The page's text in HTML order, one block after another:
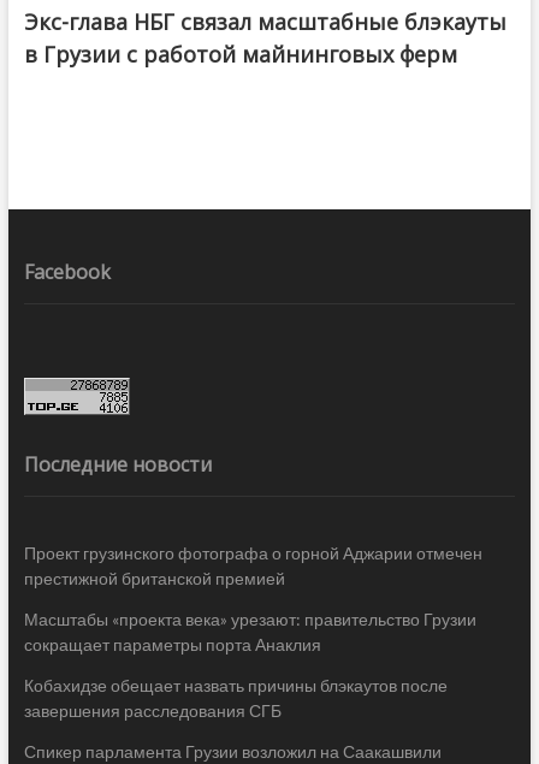
Экс-глава НБГ связал масштабные блэкауты
в Грузии с работой майнинговых ферм
Facebook
Последние новости
Проект грузинского фотографа о горной Аджарии отмечен
престижной британской премией
Масштабы «проекта века» урезают: правительство Грузии
сокращает параметры порта Анаклия
Кобахидзе обещает назвать причины блэкаутов после
завершения расследования СГБ
Спикер парламента Грузии возложил на Саакашвили